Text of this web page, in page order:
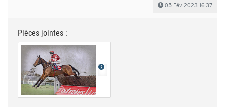
05 Fév 2023 16:37
Pièces jointes :